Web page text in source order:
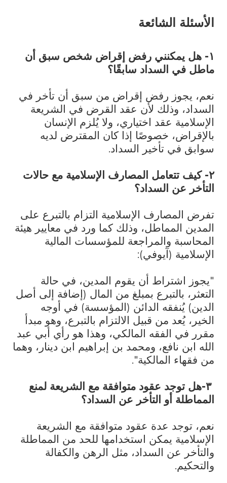
الأسئلة الشائعة
١- هل يمكنني رفض إقراض شخص سبق أن
ماطل في السداد سابقًا؟
نعم، يجوز رفض إقراض من سبق أن تأخر في
السداد، وذلك لأن عقد القرض في الشريعة
الإسلامية عقد اختياري، ولا يُلزم الإنسان
بالإقراض، خصوصًا إذا كان المقترض لديه
سوابق في تأخير السداد.
٢- كيف تتعامل المصارف الإسلامية مع حالات
التأخر عن السداد؟
تفرض المصارف الإسلامية التزام بالتبرع على
المدين المماطل، وذلك كما ورد في معايير هيئة
المحاسبة والمراجعة للمؤسسات المالية
الإسلامية (آيوفي):
"يجوز اشتراط أن يقوم المدين، في حالة
التعثر، بالتبرع بمبلغ من المال (إضافة إلى أصل
الدين) يُنفقه الدائن (المؤسسة) في أوجه
الخير، يُعد من قبيل الالتزام بالتبرع، وهو مبدأ
مقرر في الفقه المالكي، وهذا هو رأي أبي عبد
الله ابن نافع، ومحمد بن إبراهيم ابن دينار، وهما
من فقهاء المالكية".
٣-هل توجد عقود متوافقة مع الشريعة لمنع
المماطلة أو التأخر عن السداد؟
نعم، توجد عدة عقود متوافقة مع الشريعة
الإسلامية يمكن استخدامها للحد من المماطلة
والتأخر عن السداد، مثل الرهن والكفالة
والتحكيم.